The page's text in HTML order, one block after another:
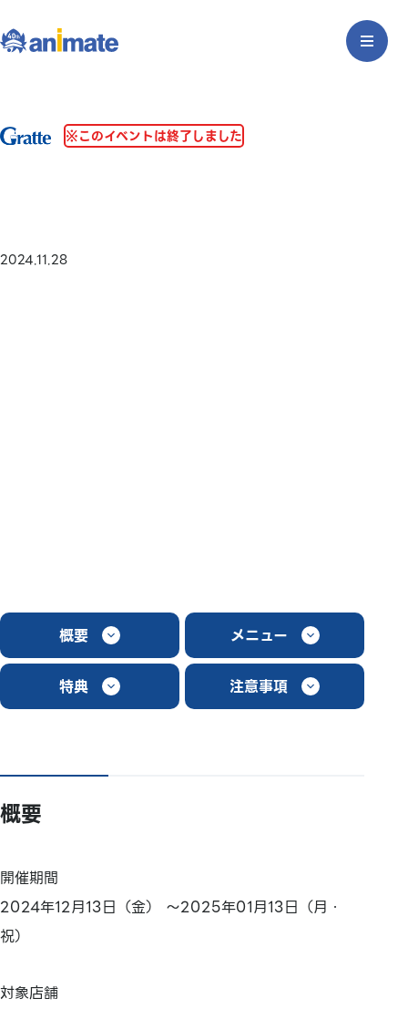
※このイベントは終了しました
2024.11.28
概要 メニュー
特典 注意事項
概要
開催期間
2024年12月13日（金） ～2025年01月13日（月・
祝）
対象店舗